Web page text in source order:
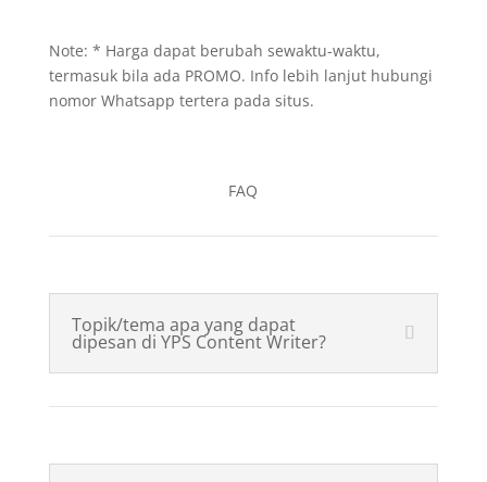
Note: * Harga dapat berubah sewaktu-waktu,
termasuk bila ada PROMO. Info lebih lanjut hubungi
nomor Whatsapp tertera pada situs.
FAQ
Topik/tema apa yang dapat
dipesan di YPS Content Writer?